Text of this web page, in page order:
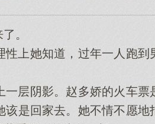
。
上她知道，过年一人跑到
层阴影。赵多娇的火车票
是回家去。她不情不愿